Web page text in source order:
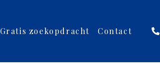
Gratis zoekopdracht Contact